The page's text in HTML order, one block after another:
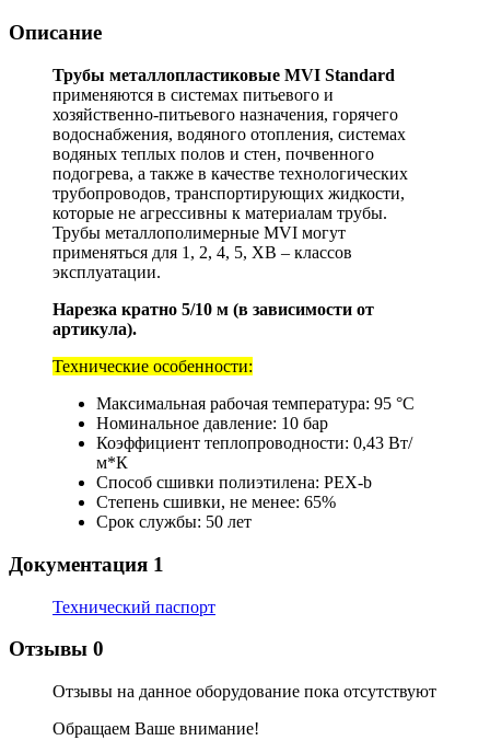
Описание
Трубы металлопластиковые MVI Standard
применяются в системах питьевого и
хозяйственно-питьевого назначения, горячего
водоснабжения, водяного отопления, системах
водяных теплых полов и стен, почвенного
подогрева, а также в качестве технологических
трубопроводов, транспортирующих жидкости,
которые не агрессивны к материалам трубы.
Трубы металлополимерные MVI могут
применяться для 1, 2, 4, 5, ХВ – классов
эксплуатации.
Нарезка кратно 5/10 м (в зависимости от
артикула).
Технические особенности:
Максимальная рабочая температура: 95 °С
Номинальное давление: 10 бар
Коэффициент теплопроводности: 0,43 Вт/
м*К
Способ сшивки полиэтилена: РЕХ-b
Степень сшивки, не менее: 65%
Срок службы: 50 лет
Документация 1
Технический паспорт
Отзывы 0
Отзывы на данное оборудование пока отсутствуют
Обращаем Ваше внимание!